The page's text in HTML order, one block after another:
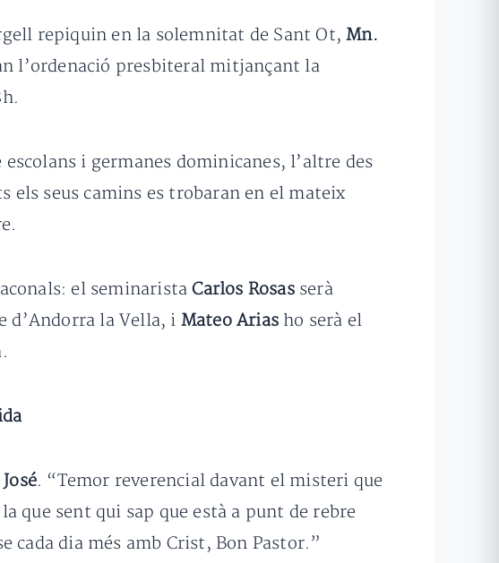
repiquin en la solemnitat de Sant Ot,Mn.
l’ordenació presbiteral mitjançant la
i germanes dominicanes, l’altre des
seus camins es trobaran en el mateix
el seminaristaCarlos Rosasserà
d’Andorra la Vella, i Mateo Arias ho serà el
. “Temor reverencial davant el misteri que
que sent qui sap que està a punt de rebre
dia més amb Crist, Bon Pastor.”